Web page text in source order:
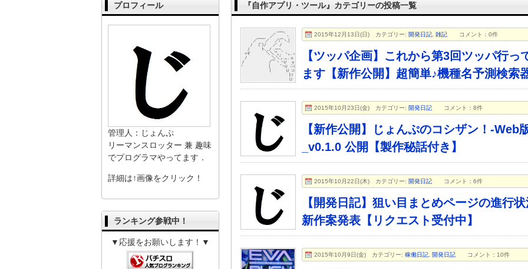
『自作アプリ・ツール』カテゴリーの投稿一覧
2015年12月13日(日) カテゴリー: 開発日記 雑記 コメント：0件
【ツッパ企画】これから第3回ツッパ行っ
ます【新作公開】超簡単♪機種名予測検索
2015年10月23日(金) カテゴリー: 開発日記 コメント：8件
【新作公開】じょんぷのコシザン！-Web
_v0.1.0 公開【製作秘話付き】
2015年10月22日(木) カテゴリー: 開発日記 コメント：6件
【開発日記】狙い目まとめページの進行
新作案発表【リクエスト受付中】
2015年10月9日(金) カテゴリー: 稼働日記 開発日記 コメント：10件
プロフィール
管理人：じょんぷ
リーマンスロッター 兼 趣味
でプログラマやってます．
詳細は↑画像をクリック！
ランキング参戦中！
▼応援をお願いします！▼